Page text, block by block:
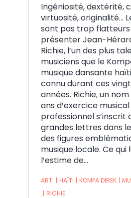
Ingéniosité, dextérité,
virtuosité, originalité…
sont pas trop
présenter Jean-
Richie, l’un des plus
musiciens que le
musique dansante
connu durant ces
années. Richie, un nom
ans d’exercice musical
professionnel s’inscrit
grandes lettres dans
des figures
musique locale. Ce qui
l’estime de…
ART. | HAÏTI | KOMPA DIREK |
| RICHIE